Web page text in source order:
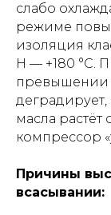
слабо
режиме
изоляция
H — +180 °C.
превышении
масла
компрессор
Причины
всасывании: